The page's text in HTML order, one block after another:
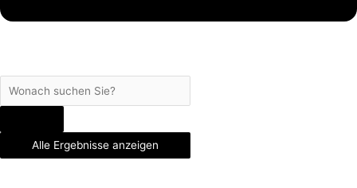
Alle Ergebnisse anzeigen